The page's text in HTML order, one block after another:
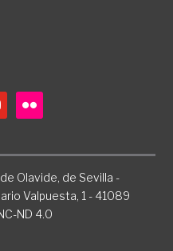
flickr
Olavide, de Sevilla -
Valpuesta, 1 - 41089
ND 4.0